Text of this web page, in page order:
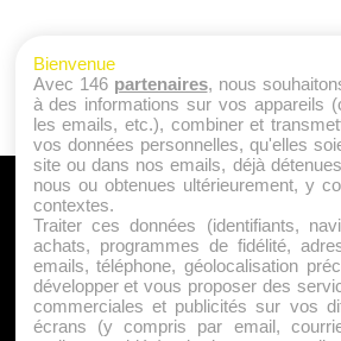
A PROPOS
Qui sommes nous ?
Mentions Légales
Publicité
Politique de Cookies
Bienvenue
Avec 146 partenaires, nous
à des informations sur vos appareils
les emails, etc.), combiner et
vos données personnelles, qu'elles
site ou dans nos emails, déjà
nous ou obtenues ultérieurement, y
contextes.
Traiter ces données (identifiants,
achats, programmes de fidélité,
emails, téléphone, géolocalisation
développer et vous proposer des
commerciales et publicités sur vos
écrans (y compris par email,